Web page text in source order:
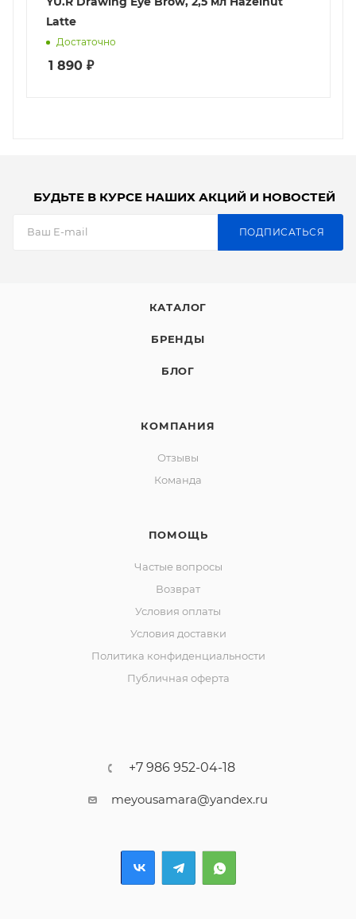
Latte
Достаточно
1 890 ₽
БУДЬТЕ В КУРСЕ НАШИХ АКЦИЙ И НОВОСТЕЙ
ПОДПИСАТЬСЯ
КАТАЛОГ
БРЕНДЫ
БЛОГ
КОМПАНИЯ
Отзывы
Команда
ПОМОЩЬ
Частые вопросы
Возврат
Условия оплаты
Условия доставки
Политика конфиденциальности
Публичная оферта
+7 986 952-04-18
meyousamara@yandex.ru